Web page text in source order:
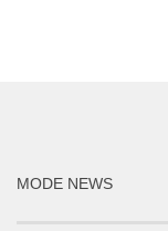
MODE NEWS